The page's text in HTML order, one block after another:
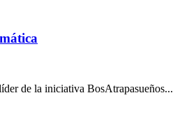
de la iniciativa BosAtrapasueños...